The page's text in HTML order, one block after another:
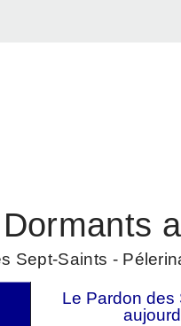
Sept-Saints -
Le Pardon des